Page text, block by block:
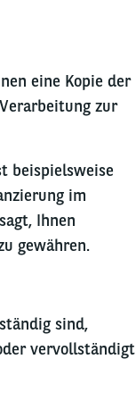
eine Kopie der
zur
beispielsweise
im
Ihnen
gewähren.
sind,
vervollständigt